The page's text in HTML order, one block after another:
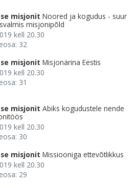
misjonit Noored ja kogudus - suur
misjonipõld
kell 20.30
32
misjonit Misjonärina Eestis
kell 20.30
31
misjonit Abiks kogudustele nende
kell 20.30
30
misjonit Missiooniga ettevõtlikkus
kell 20.30
29